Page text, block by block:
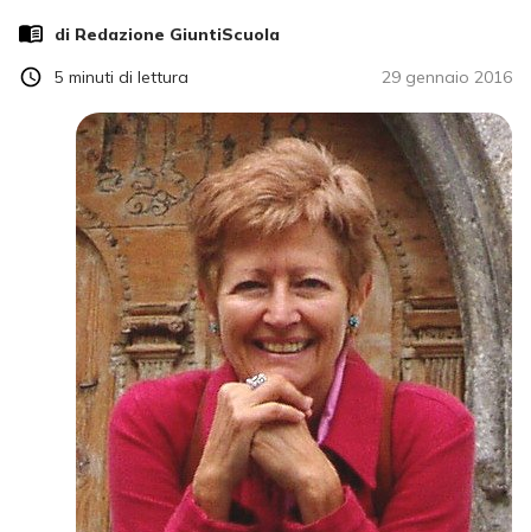
di Redazione GiuntiScuola
29 gennaio 2016
5 minuti di lettura